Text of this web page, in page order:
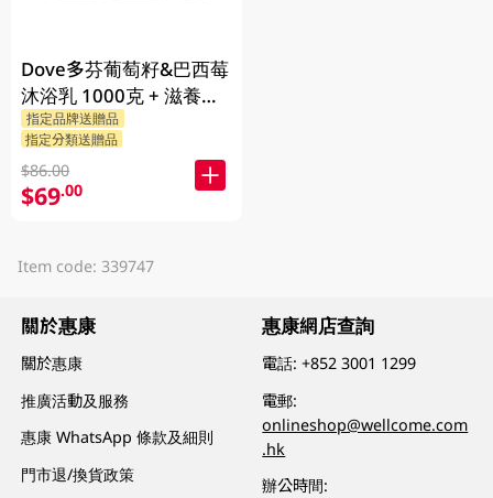
Dove多芬葡萄籽&巴西莓
沐浴乳 1000克 + 滋養柔
嫰沐浴乳 1000克 + 隨機
贈品 200克
指定品牌送贈品
指定分類送贈品
$86.00
$69.00
Item code: 339747
關於惠康
關於惠康
推廣活動及服務
惠康 WhatsApp 條款及細則
門市退/換貨政策
惠康網店查詢
電話:+852 3001 1299
電郵:
onlineshop@wellcome.com
.hk
辦公時間: